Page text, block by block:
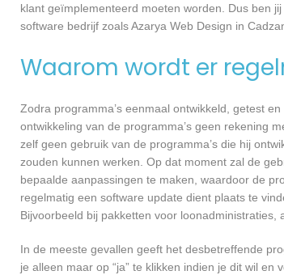
klant geïmplementeerd moeten worden. Dus ben
software bedrijf zoals Azarya Web Design in
Waarom wordt er
Zodra programma’s eenmaal ontwikkeld, getest
ontwikkeling van de programma’s geen rekening
zelf geen gebruik van de programma’s die hij
zouden kunnen werken. Op dat moment zal de
bepaalde aanpassingen te maken, waardoor de
regelmatig een software update dient plaats te
Bijvoorbeeld bij pakketten voor
In de meeste gevallen geeft het desbetreffende
je alleen maar op “ja” te klikken indien je dit wil en